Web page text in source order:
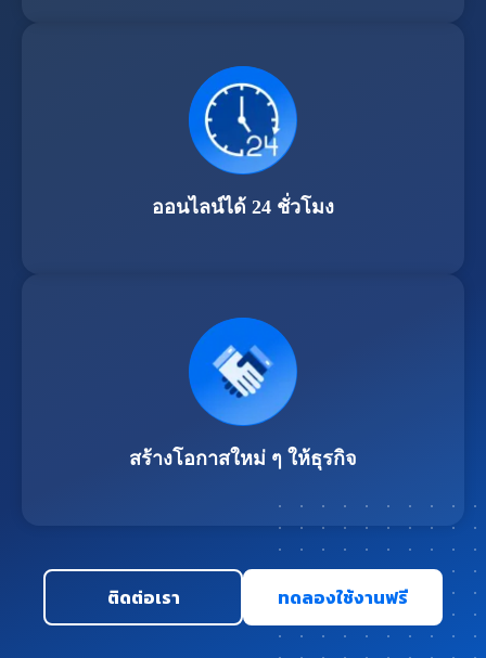
ออนไลน์ได้ 24 ชั่วโมง
สร้างโอกาสใหม่ ๆ ให้ธุรกิจ
ติดต่อเรา ทดลองใช้งานฟรี